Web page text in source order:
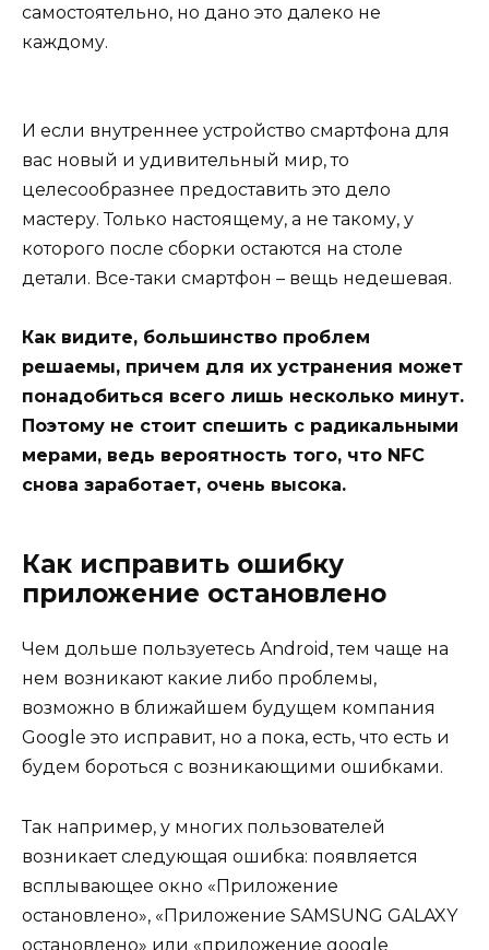
самостоятельно, но дано это далеко не
каждому.
И если внутреннее устройство смартфона для
вас новый и удивительный мир, то
целесообразнее предоставить это дело
мастеру. Только настоящему, а не такому, у
которого после сборки остаются на столе
детали. Все-таки смартфон – вещь недешевая.
Как видите, большинство проблем
решаемы, причем для их устранения может
понадобиться всего лишь несколько минут.
Поэтому не стоит спешить с радикальными
мерами, ведь вероятность того, что NFC
снова заработает, очень высока.
Как исправить ошибку
приложение остановлено
Чем дольше пользуетесь Android, тем чаще на
нем возникают какие либо проблемы,
возможно в ближайшем будущем компания
Google это исправит, но а пока, есть, что есть и
будем бороться с возникающими ошибками.
Так например, у многих пользователей
возникает следующая ошибка: появляется
всплывающее окно «Приложение
остановлено», «Приложение SAMSUNG GALAXY
остановлено» или «приложение google